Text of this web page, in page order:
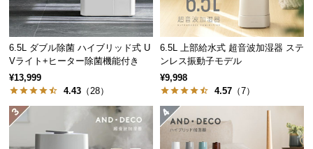
キ
ャ
セ
ル
に
つ
6.5L ダブル除菌 ハイブリッド式 U
Vライト+ヒーター除菌機能付き
¥13,999
4.43 （28）
6.5L 上部給水式 超音波加湿器 ステ
ンレス振動子モデル
¥9,998
4.57 （7）